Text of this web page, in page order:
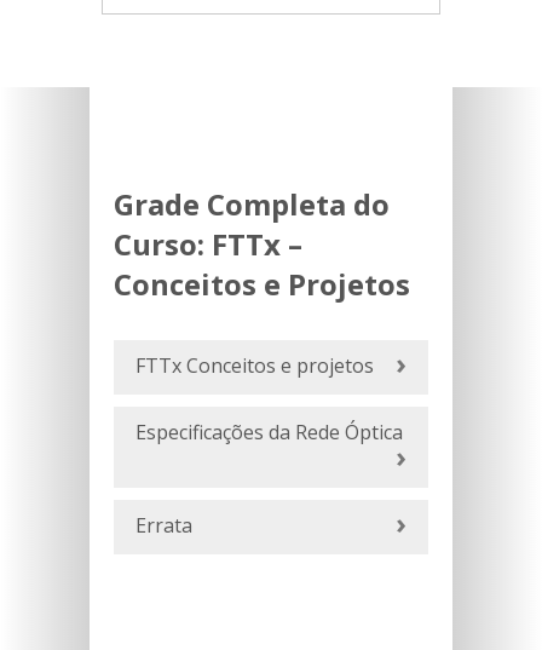
Grade Completa do
Curso: FTTx –
Conceitos e Projetos
FTTx Conceitos e projetos
Especificações da Rede Óptica
Errata